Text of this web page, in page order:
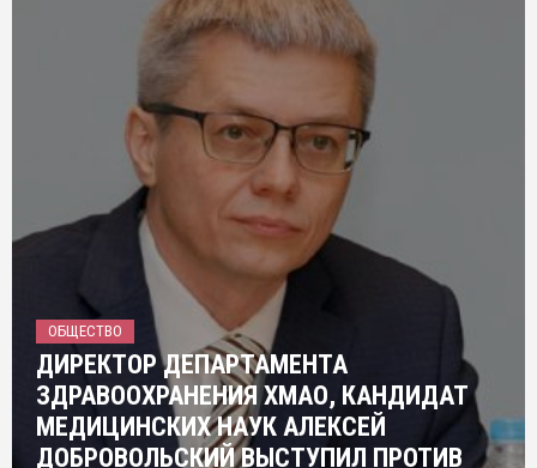
ОБЩЕСТВО
ДИРЕКТОР ДЕПАРТАМЕНТА
ЗДРАВООХРАНЕНИЯ ХМАО, КАНДИДАТ
МЕДИЦИНСКИХ НАУК АЛЕКСЕЙ
ДОБРОВОЛЬСКИЙ ВЫСТУПИЛ ПРОТИВ